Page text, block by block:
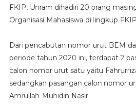
FKIP, Unram dihadiri 20 orang
Organisasi Mahasiswa di lingkup
Dari pencabutan nomor urut BEM
periode tahun 2020 ini, terdapat 2
calon nomor urut satu yaitu
sedangkan pasangan calon nomor
Amrullah-Muhidin Nasir.